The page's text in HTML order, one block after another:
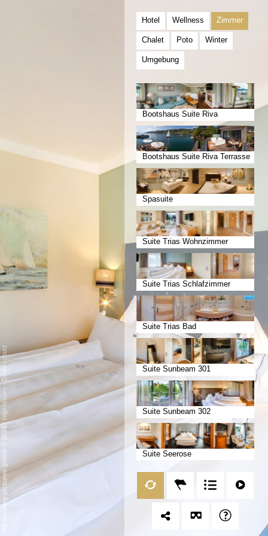
Hotel Wellness Zimmer
Chalet Poto Winter
Umgebung
Bootshaus Suite Riva
Bootshaus Suite Riva Terrasse
Spasuite
Suite Trias Wohnzimmer
Suite Trias Schlafzimmer
Suite Trias Bad
Suite Sunbeam 301
Suite Sunbeam 302
Suite Seerose
mp moving-pictures gmbh © 2024
/
Impressum
-
Datenschutz